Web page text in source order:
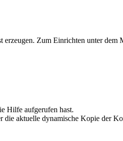
erzeugen. Zum Einrichten unter
Hilfe aufgerufen hast.
die aktuelle dynamische Kopie